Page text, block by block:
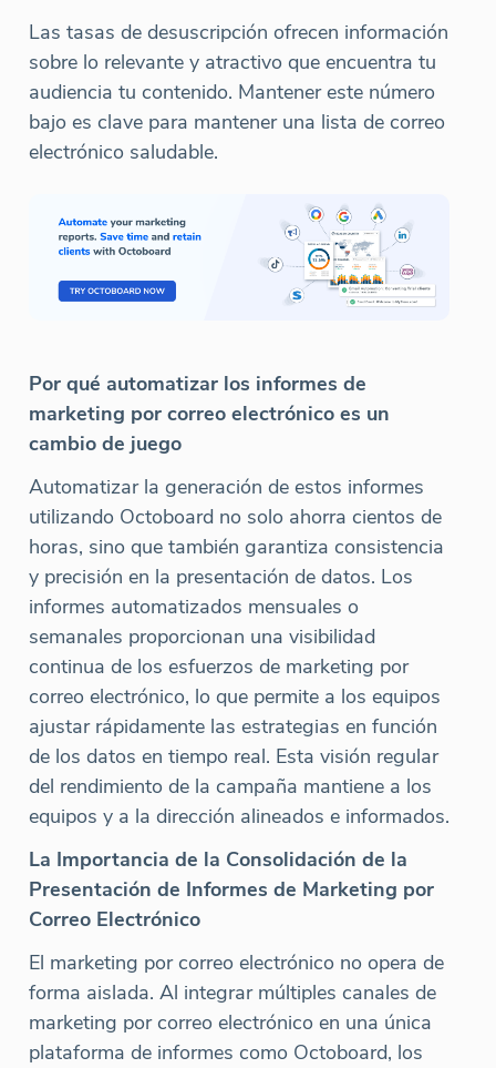
Las tasas de desuscripción ofrecen información
sobre lo relevante y atractivo que encuentra tu
audiencia tu contenido. Mantener este número
bajo es clave para mantener una lista de correo
electrónico saludable.
Por qué automatizar los informes de
marketing por correo electrónico es un
cambio de juego
Automatizar la generación de estos informes
utilizando Octoboard no solo ahorra cientos de
horas, sino que también garantiza consistencia
y precisión en la presentación de datos. Los
informes automatizados mensuales o
semanales proporcionan una visibilidad
continua de los esfuerzos de marketing por
correo electrónico, lo que permite a los equipos
ajustar rápidamente las estrategias en función
de los datos en tiempo real. Esta visión regular
del rendimiento de la campaña mantiene a los
equipos y a la dirección alineados e informados.
La Importancia de la Consolidación de la
Presentación de Informes de Marketing por
Correo Electrónico
El marketing por correo electrónico no opera de
forma aislada. Al integrar múltiples canales de
marketing por correo electrónico en una única
plataforma de informes como Octoboard, los